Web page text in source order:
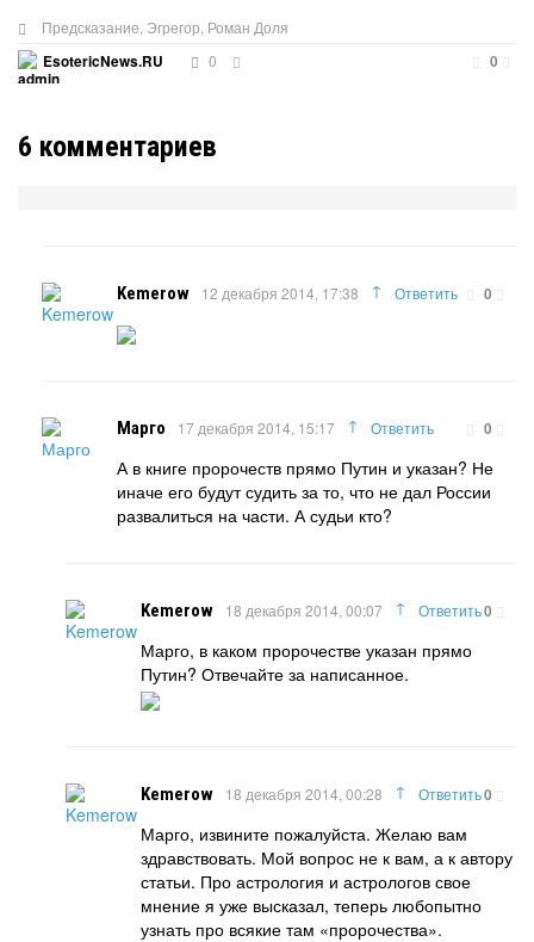
Предсказание Эгрегор Роман Доля
EsotericNews.RU
0 0
6 комментариев
Kemerow 12 декабря 2014, 17:38 ↑ 0
Ответить
Марго 17 декабря 2014, 15:17 ↑ 0
Ответить
А в книге пророчеств прямо Путин и указан? Не
иначе его будут судить за то, что не дал России
развалиться на части. А судьи кто?
Kemerow 18 декабря 2014, 00:07 ↑ 0
Ответить
Марго, в каком пророчестве указан прямо
Путин? Отвечайте за написанное.
Kemerow 18 декабря 2014, 00:28 ↑ 0
Ответить
Марго, извините пожалуйста. Желаю вам
здравствовать. Мой вопрос не к вам, а к автору
статьи. Про астрология и астрологов свое
мнение я уже высказал, теперь любопытно
узнать про всякие там «пророчества».